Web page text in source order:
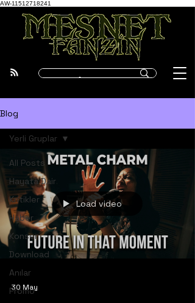
AW-11512718241
Blog
All Posts
Hayata Dair
Kritikler
Haber
Konser
Download
Anılar
Promo
Yerli Gruplar
Load video
30 May